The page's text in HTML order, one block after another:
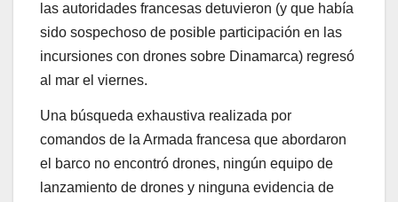
las autoridades francesas detuvieron (y que había
sido sospechoso de posible participación en las
incursiones con drones sobre Dinamarca) regresó
al mar el viernes.
Una búsqueda exhaustiva realizada por
comandos de la Armada francesa que abordaron
el barco no encontró drones, ningún equipo de
lanzamiento de drones y ninguna evidencia de